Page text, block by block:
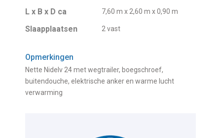
L x B x D ca 7,60 m x 2,60 m x 0,90 m
Slaapplaatsen 2 vast
Opmerkingen
Nette Nidelv 24 met wegtrailer, boegschroef,
buitendouche, elektrische anker en warme lucht
verwarming